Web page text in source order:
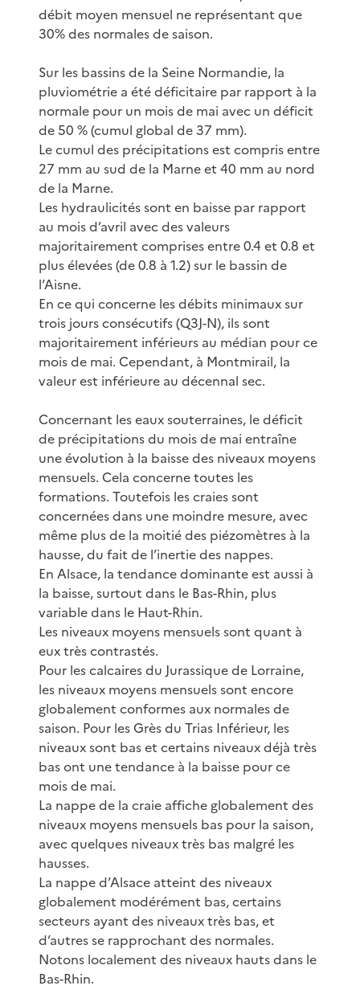
débit moyen mensuel ne représentant que
30% des normales de saison.
Sur les bassins de la Seine Normandie, la
pluviométrie a été déficitaire par rapport à la
normale pour un mois de mai avec un déficit
de 50 % (cumul global de 37 mm).
Le cumul des précipitations est compris entre
27 mm au sud de la Marne et 40 mm au nord
de la Marne.
Les hydraulicités sont en baisse par rapport
au mois d’avril avec des valeurs
majoritairement comprises entre 0.4 et 0.8 et
plus élevées (de 0.8 à 1.2) sur le bassin de
l’Aisne.
En ce qui concerne les débits minimaux sur
trois jours consécutifs (Q3J-N), ils sont
majoritairement inférieurs au médian pour ce
mois de mai. Cependant, à Montmirail, la
valeur est inférieure au décennal sec.
Concernant les eaux souterraines, le déficit
de précipitations du mois de mai entraîne
une évolution à la baisse des niveaux moyens
mensuels. Cela concerne toutes les
formations. Toutefois les craies sont
concernées dans une moindre mesure, avec
même plus de la moitié des piézomètres à la
hausse, du fait de l’inertie des nappes.
En Alsace, la tendance dominante est aussi à
la baisse, surtout dans le Bas-Rhin, plus
variable dans le Haut-Rhin.
Les niveaux moyens mensuels sont quant à
eux très contrastés.
Pour les calcaires du Jurassique de Lorraine,
les niveaux moyens mensuels sont encore
globalement conformes aux normales de
saison. Pour les Grès du Trias Inférieur, les
niveaux sont bas et certains niveaux déjà très
bas ont une tendance à la baisse pour ce
mois de mai.
La nappe de la craie affiche globalement des
niveaux moyens mensuels bas pour la saison,
avec quelques niveaux très bas malgré les
hausses.
La nappe d’Alsace atteint des niveaux
globalement modérément bas, certains
secteurs ayant des niveaux très bas, et
d’autres se rapprochant des normales.
Notons localement des niveaux hauts dans le
Bas-Rhin.